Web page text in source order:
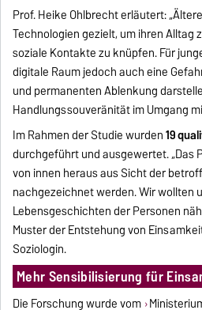
Prof. Heike Ohlbrecht erläutert:
Technologien gezielt, um ihren Alltag
soziale Kontakte zu knüpfen. Für
digitale Raum jedoch auch eine
und permanenten Ablenkung
Handlungssouveränität im Umgang
Im Rahmen der Studie wurden19
durchgeführt und ausgewertet. „Das
von innen heraus aus Sicht der
nachgezeichnet werden. Wir wollten
Lebensgeschichten der Personen
Muster der Entstehung von
Soziologin.
Mehr Sensibilisierung für
Die Forschung wurde vom